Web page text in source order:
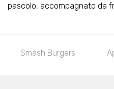
pascolo, accompagnato da
Smash Burgers